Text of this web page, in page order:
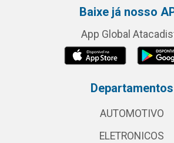
Baixe já nosso
App Global
Departamentos
AUTOMOTIVO
ELETRONICOS